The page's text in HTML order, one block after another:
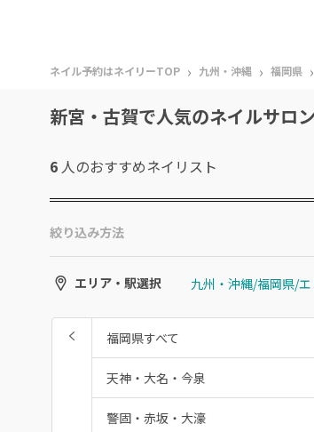
ネイル予約はネイリーTOP › 九州・沖縄 › 福岡県 ›
新宮・古賀で人気のネイルサロ
6 人のおすすめネイリスト
絞り込み方法
エリア・駅選択
福岡県すべて
天神・大名・今泉
警固・赤坂・大濠